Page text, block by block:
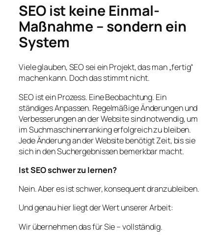
SEO ist keine Einmal-
Maßnahme – sondern ein
System
Viele glauben, SEO sei ein Projekt, das man „fertig“
machen kann. Doch das stimmt nicht.
SEO ist ein Prozess. Eine Beobachtung. Ein
ständiges Anpassen. Regelmäßige Änderungen und
Verbesserungen an der Website sind notwendig, um
im Suchmaschinenranking erfolgreich zu bleiben.
Jede Änderung an der Website benötigt Zeit, bis sie
sich in den Suchergebnissen bemerkbar macht.
Ist SEO schwer zu lernen?
Nein. Aber es ist schwer, konsequent dranzubleiben.
Und genau hier liegt der Wert unserer Arbeit:
Wir übernehmen das für Sie – vollständig.